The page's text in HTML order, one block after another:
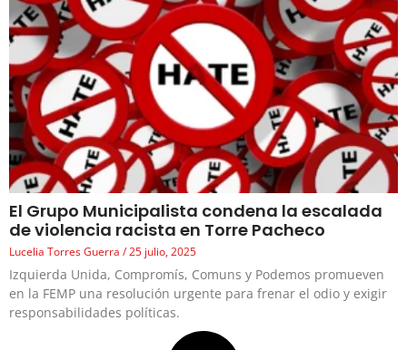
El Grupo Municipalista condena la escalada
de violencia racista en Torre Pacheco
Lucelia Torres Guerra 25 julio, 2025
Izquierda Unida, Compromís, Comuns y Podemos promueven
en la FEMP una resolución urgente para frenar el odio y exigir
responsabilidades políticas.